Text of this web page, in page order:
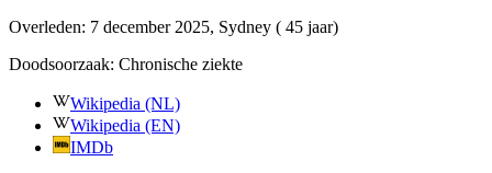
Overleden: 7 december 2025, Sydney ( 45 jaar)
Doodsoorzaak: Chronische ziekte
Wikipedia (NL)
Wikipedia (EN)
IMDb